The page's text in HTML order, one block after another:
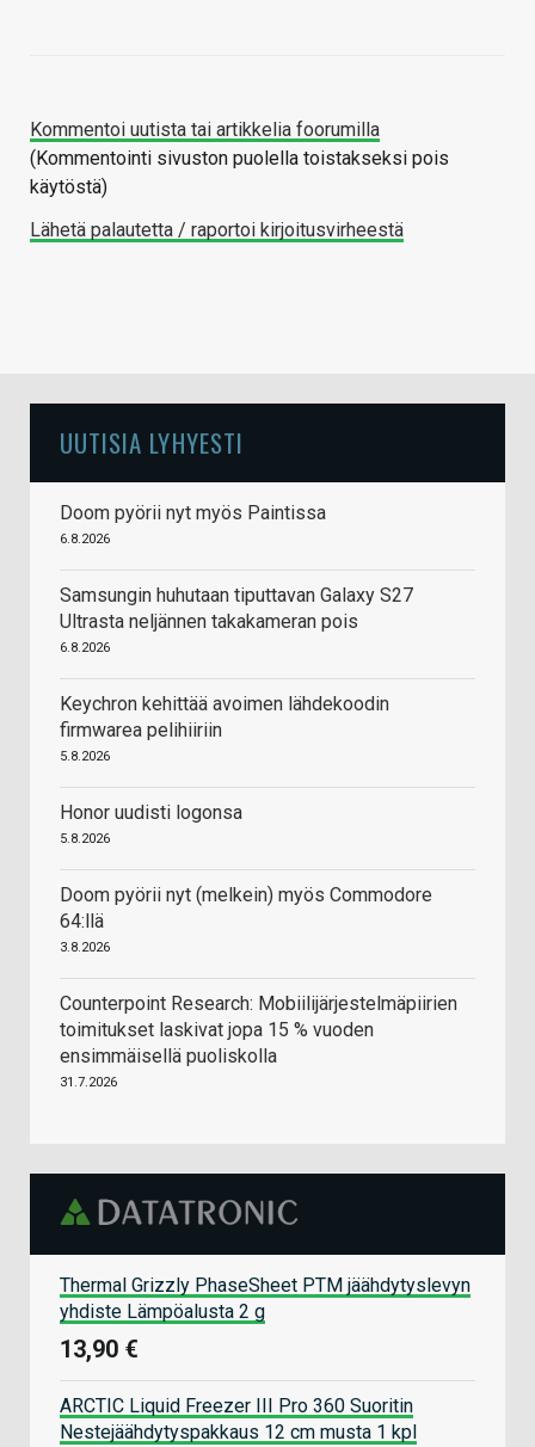
Kommentoi uutista tai artikkelia foorumilla
(Kommentointi sivuston puolella toistakseksi pois
käytöstä)
Lähetä palautetta / raportoi kirjoitusvirheestä
UUTISIA LYHYESTI
Doom pyörii nyt myös Paintissa
6.8.2026
Samsungin huhutaan tiputtavan Galaxy S27
Ultrasta neljännen takakameran pois
6.8.2026
Keychron kehittää avoimen lähdekoodin
firmwarea pelihiiriin
5.8.2026
Honor uudisti logonsa
5.8.2026
Doom pyörii nyt (melkein) myös Commodore
64:llä
3.8.2026
Counterpoint Research: Mobiilijärjestelmäpiirien
toimitukset laskivat jopa 15 % vuoden
ensimmäisellä puoliskolla
31.7.2026
Thermal Grizzly PhaseSheet PTM jäähdytyslevyn
yhdiste Lämpöalusta 2 g
13,90 €
ARCTIC Liquid Freezer III Pro 360 Suoritin
Nestejäähdytyspakkaus 12 cm musta 1 kpl